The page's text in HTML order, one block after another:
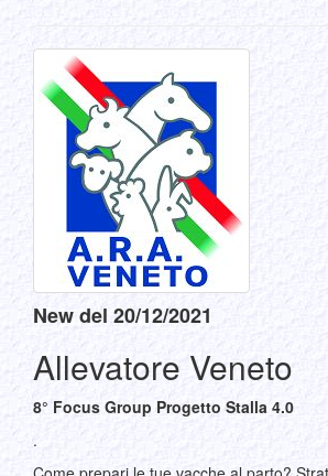
New del 20/12/2021
Allevatore Veneto
8° Focus Group Progetto Stalla 4.0
.